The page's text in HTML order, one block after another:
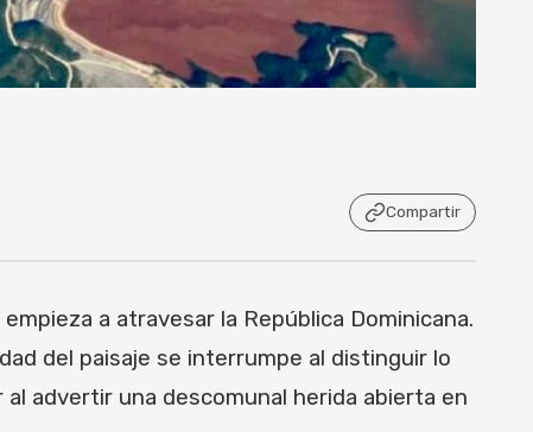
Compartir
a atravesar la República Dominicana.
del paisaje se interrumpe al distinguir lo
advertir una descomunal herida abierta en